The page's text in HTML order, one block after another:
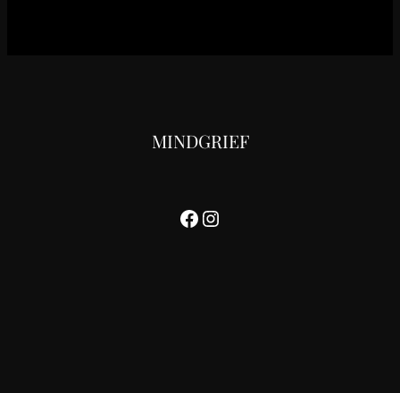
MINDGRIEF
Facebook
Instagram